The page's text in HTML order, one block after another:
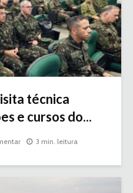
técnica
e cursos do...
3 min. leitura